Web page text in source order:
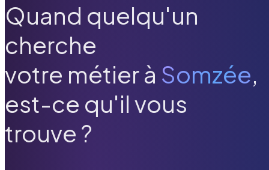
Quand quelqu'un
cherche
votre métier à Somzée,
est-ce qu'il vous
trouve ?